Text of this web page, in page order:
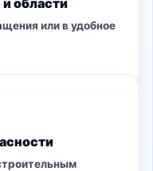
области
или в удобное